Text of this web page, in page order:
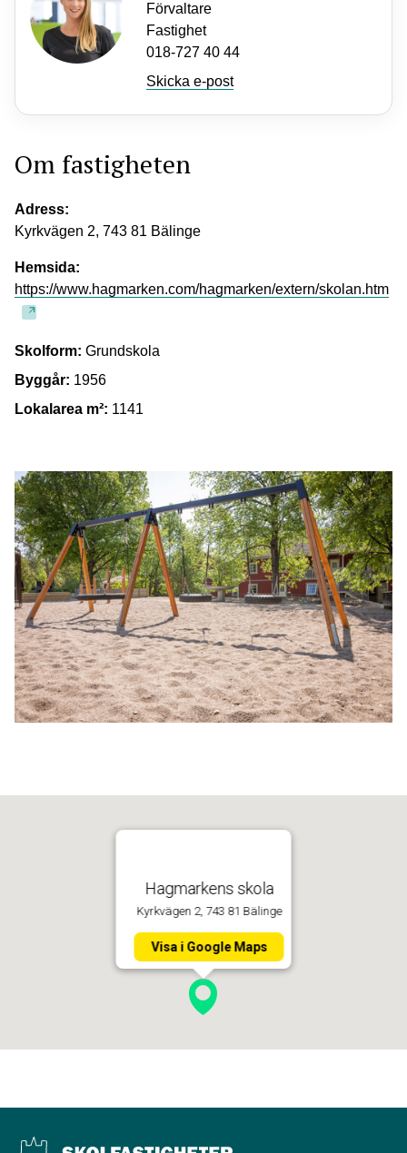
Förvaltare
Fastighet
018-727 40 44
Skicka e-post
Om fastigheten
Adress:
Kyrkvägen 2, 743 81 Bälinge
Hemsida:
https://www.hagmarken.com/hagmarken/extern/skolan.htm
Skolform: Grundskola
Byggår: 1956
Lokalarea m²: 1141
Hagmarkens skola
Kyrkvägen 2, 743 81 Bälinge
Visa i Google Maps